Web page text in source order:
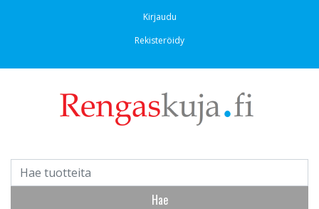
Kirjaudu
Rekisteröidy
Hae